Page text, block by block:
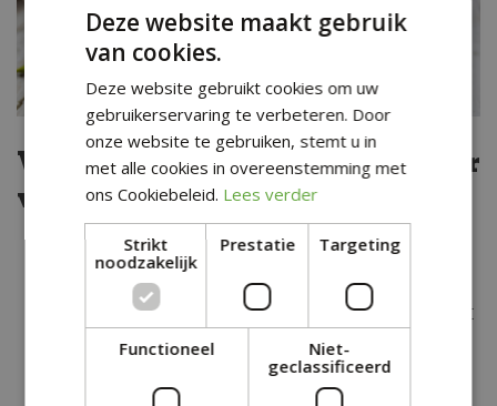
Verzorgingstips voor
voorjaarsbollen
Planttijd: Voorjaarsbollen worden in de herfst
geplant, meestal tussen september en
november, voordat de vorst intreedt. Dit geeft
de bollen de tijd om wortels te vormen
voordat ze in het voorjaar beginnen te
Deze website maakt gebruik
van cookies.
Deze website gebruikt cookies om uw
gebruikerservaring te verbeteren. Door
onze website te gebruiken, stemt u in
met alle cookies in overeenstemming met
ons Cookiebeleid. Lees verder
Strikt
noodzakelijk
Prestatie Targeting
Functioneel
Niet-
geclassificeerd